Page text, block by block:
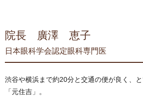
院長 廣澤 恵子
日本眼科学会認定眼科専門医
渋谷や横浜まで約20分と交通の便が良く、
「元住吉」。